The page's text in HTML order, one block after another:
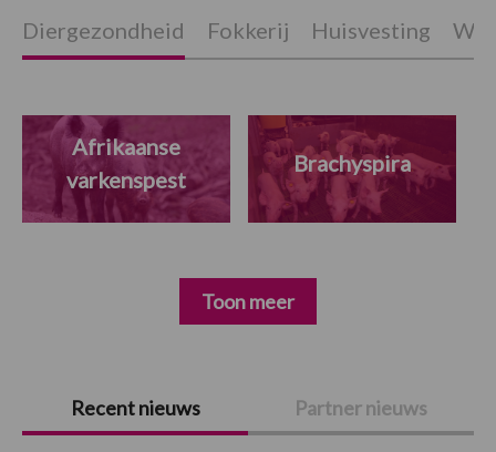
Primaire
Sidebar
Recent nieuws Partner nieuws
Diergezondheid Fokkerij Huisvesting
Afrikaanse
varkenspest
Brachyspira
Toon meer